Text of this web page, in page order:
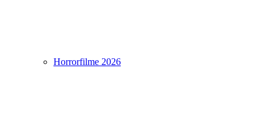
Horrorfilme 2026